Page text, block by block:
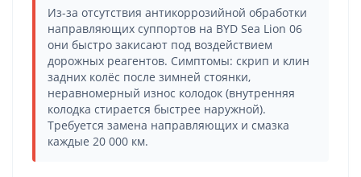
Из-за отсутствия антикоррозийной обработки
направляющих суппортов на BYD Sea Lion 06
они быстро закисают под воздействием
дорожных реагентов. Симптомы: скрип и клин
задних колёс после зимней стоянки,
неравномерный износ колодок (внутренняя
колодка стирается быстрее наружной).
Требуется замена направляющих и смазка
каждые 20 000 км.